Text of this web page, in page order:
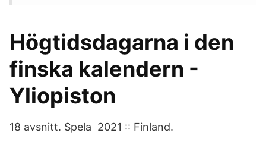
Högtidsdagarna i den
finska kalendern -
Yliopiston
18 avsnitt. Spela 2021 :: Finland.